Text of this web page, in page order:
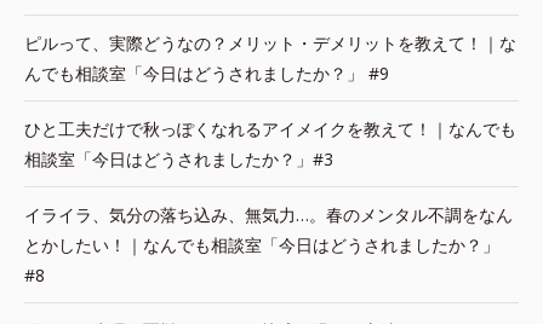
ピルって、実際どうなの？メリット・デメリットを教えて！｜な
んでも相談室「今日はどうされましたか？」 #9
ひと工夫だけで秋っぽくなれるアイメイクを教えて！｜なんでも
相談室「今日はどうされましたか？」#3
イライラ、気分の落ち込み、無気力…。春のメンタル不調をなん
とかしたい！｜なんでも相談室「今日はどうされましたか？」
#8